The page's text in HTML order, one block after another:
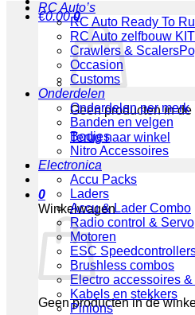
€0.00 0
Geen producten in
Terug naar winkel
0
Winkelwagen
Geen producten in de
RC Auto’s
RC Auto Ready To
RC Auto zelfbouw KIT
Crawlers & Scalers
Occasion
Customs
Onderdelen
Onderdelen per merk
Banden en velgen
Bodies
Nitro Accessoires
Electronica
Accu Packs
Laders
Accu & Lader Combo
Radio control & Servo
Motoren
ESC
Brushless combos
Electro accessoires
Kabels en stekkers
Pinions